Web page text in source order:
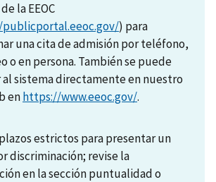
la EEOC
) para
una cita de admisión por teléfono,
o en persona. También se puede
al sistema directamente en nuestro
enhttps://www.eeoc.gov/.
estrictos para presentar un
discriminación; revise la
en la sección puntualidad o